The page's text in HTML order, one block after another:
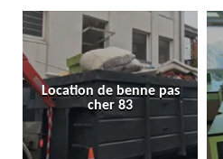
Location de benne pas
cher 83